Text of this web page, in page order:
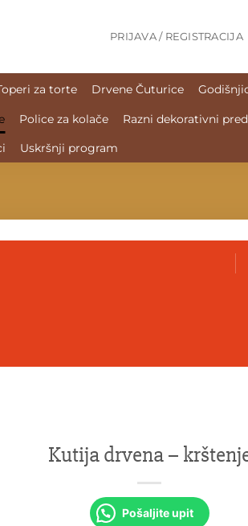
PRIJAVA / REGISTRACIJA
za torte Drvene Čuturice
Police za kolače
Razni dekorativni
Uskršnji program
Kutija drvena –
Pošaljite upit